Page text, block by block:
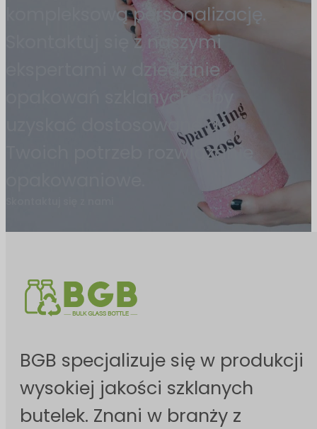
kompleksową personalizację.
Skontaktuj się z naszymi
ekspertami w dziedzinie
opakowań szklanych, aby
uzyskać dostosowane do
Twoich potrzeb rozwiązanie
BGB specjalizuje się w produkcji
wysokiej jakości szklanych
butelek. Znani w branży z